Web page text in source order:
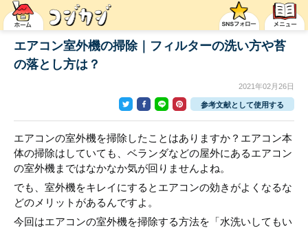
エアコン室外機の掃除｜フィルターの洗い方や苔
の落とし方は？
2021年02月26日
参考文献として使用する
エアコンの室外機を掃除したことはありますか？エアコン本
体の掃除はしていても、ベランダなどの屋外にあるエアコン
の室外機まではなかなか気が回りませんよね。
でも、室外機をキレイにするとエアコンの効きがよくなるな
どのメリットがあるんですよ。
今回はエアコンの室外機を掃除する方法を「水洗いしてもい